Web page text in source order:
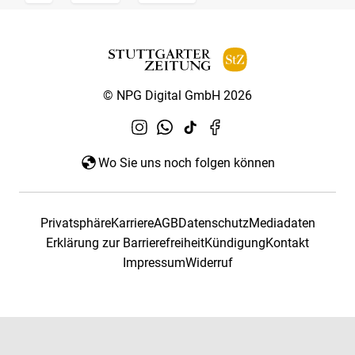
© NPG Digital GmbH 2026
Wo Sie uns noch folgen können
PrivatsphäreKarriereAGBDatenschutzMediadaten
Erklärung zur BarrierefreiheitKündigungKontakt
ImpressumWiderruf